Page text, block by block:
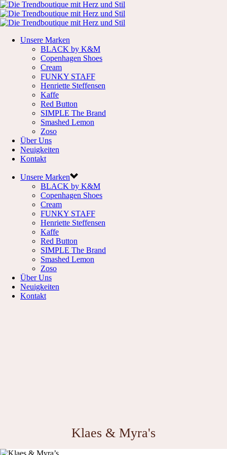
Unsere Marken
BLACK by K&M
Copenhagen Shoes
Cream
FUNKY STAFF
Henriette Steffensen
Kaffe
Red Button
SIMPLE The Brand
Smashed Lemon
Zoso
Über Uns
Neuigkeiten
Kontakt
Unsere Marken
BLACK by K&M
Copenhagen Shoes
Cream
FUNKY STAFF
Henriette Steffensen
Kaffe
Red Button
SIMPLE The Brand
Smashed Lemon
Zoso
Über Uns
Neuigkeiten
Kontakt
Klaes & Myra's